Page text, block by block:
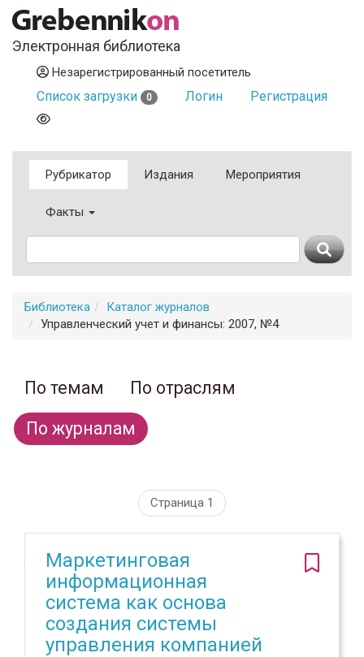
Электронная библиотека
Незарегистрированный посетитель
Список загрузки 0 Логин Регистрация
Рубрикатор Издания Мероприятия
Факты
Библиотека
Каталог журналов
Управленческий учет и финансы: 2007, №4
По темам
По отраслям
По журналам
Страница 1
Маркетинговая
информационная
система как основа
создания системы
управления компанией